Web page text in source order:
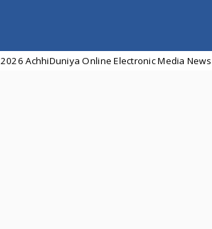
2026 AchhiDuniya Online Electronic Media